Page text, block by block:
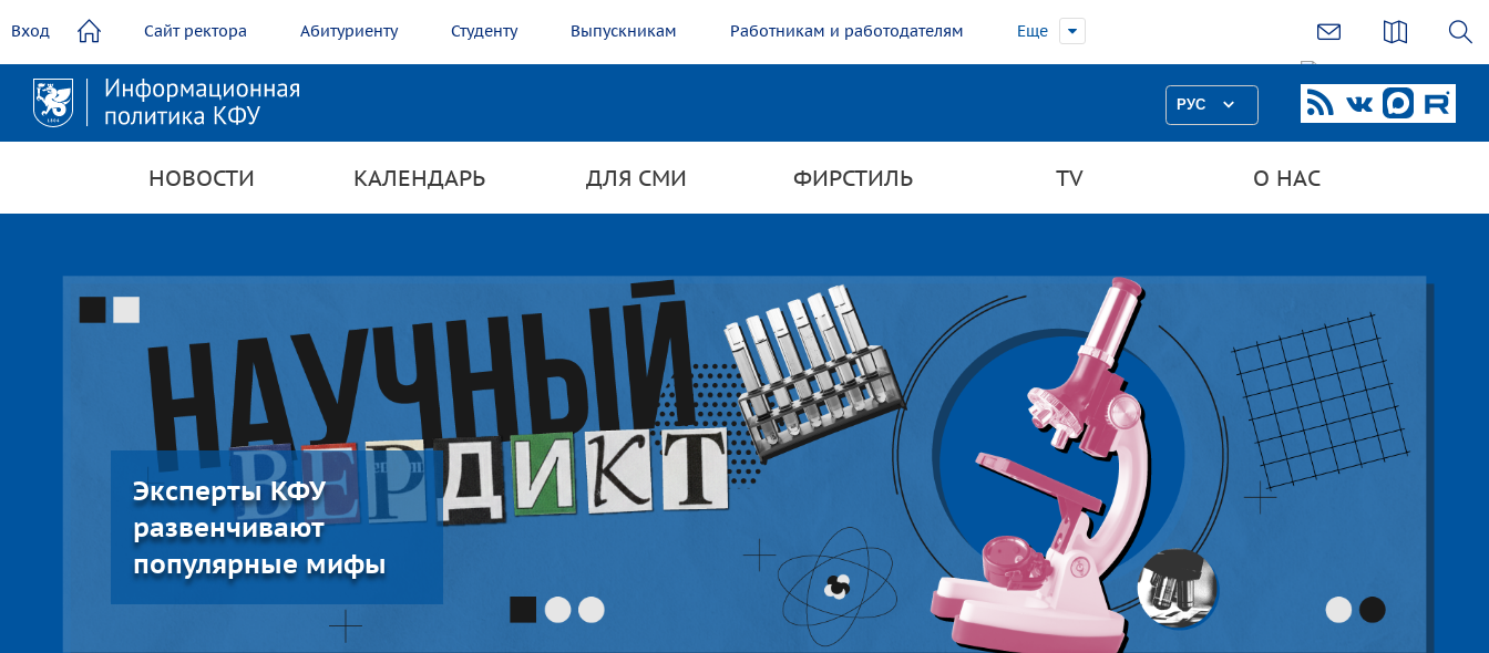
содержанию
Вход Сайт ректора Абитуриенту Студенту Выпускникам Работникам и работодателям Еще
РУС
НОВОСТИ КАЛЕНДАРЬ ДЛЯ СМИ ФИРСТИЛЬ TV О НАС
Эксперты КФУ
развенчивают
популярные мифы